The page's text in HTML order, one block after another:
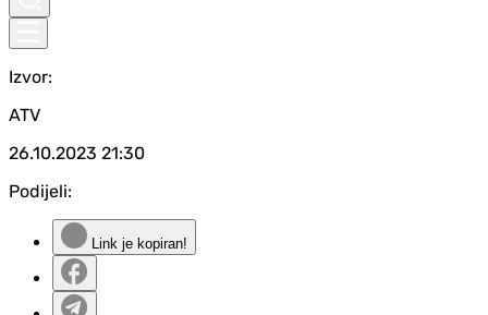
Izvor:
ATV
26.10.2023 21:30
Podijeli:
Link je kopiran!